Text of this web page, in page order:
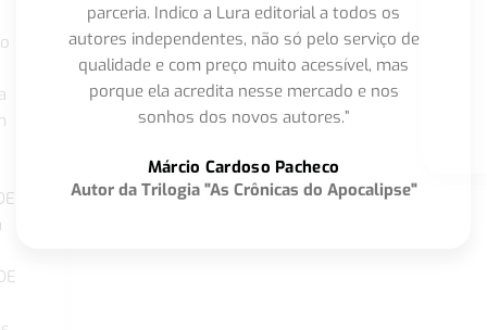
parceria. Indico a Lura editorial a todos os
autores independentes, não só pelo serviço de
qualidade e com preço muito acessível, mas
porque ela acredita nesse mercado e nos
sonhos dos novos autores.”
Márcio Cardoso Pacheco
Autor da Trilogia "As Crônicas do Apocalipse"